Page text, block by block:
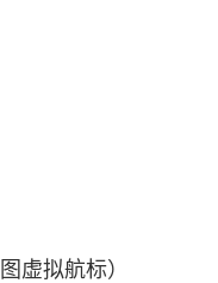
虚拟航标）